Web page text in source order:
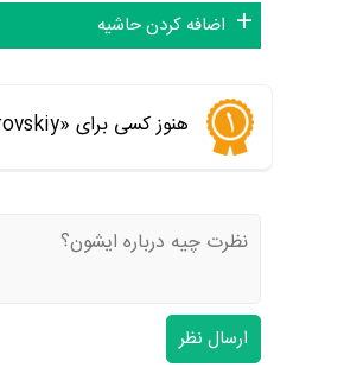
اضافه کردن حاشیه
هنوز کسی برای «Valeriy Todorovskiy» نظری نگذاشته است. اولین نفری باشید که نظر می‌دهید
ارسال نظر